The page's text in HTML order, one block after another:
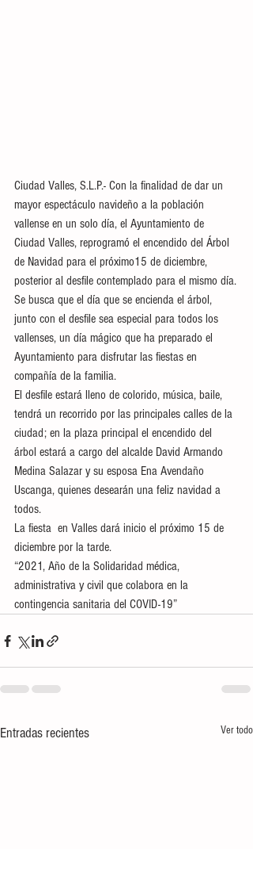
Ciudad Valles, S.L.P.- Con la finalidad de dar un
mayor espectáculo navideño a la población
vallense en un solo día, el Ayuntamiento de
Ciudad Valles, reprogramó el encendido del Árbol
de Navidad para el próximo15 de diciembre,
posterior al desfile contemplado para el mismo día.
Se busca que el día que se encienda el árbol,
junto con el desfile sea especial para todos los
vallenses, un día mágico que ha preparado el
Ayuntamiento para disfrutar las fiestas en
compañía de la familia.
El desfile estará lleno de colorido, música, baile,
tendrá un recorrido por las principales calles de la
ciudad; en la plaza principal el encendido del
árbol estará a cargo del alcalde David Armando
Medina Salazar y su esposa Ena Avendaño
Uscanga, quienes desearán una feliz navidad a
todos.
La fiesta  en Valles dará inicio el próximo 15 de
diciembre por la tarde.
“2021, Año de la Solidaridad médica,
administrativa y civil que colabora en la
contingencia sanitaria del COVID-19”
Entradas recientes Ver todo